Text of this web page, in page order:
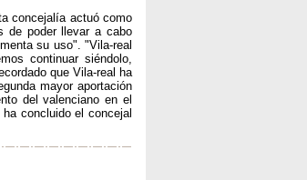
concejalía actuó como
de poder llevar a cabo
su uso". "Vila-real
continuar siéndolo,
que Vila-real ha
mayor aportación
del valenciano en el
concluido el concejal